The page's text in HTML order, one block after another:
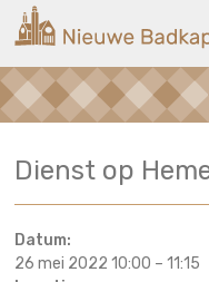
naar
inhoud
Nieuwe
Badkapel
op
Dienst op
Datum:
26 mei 2022 10:00 –11:15